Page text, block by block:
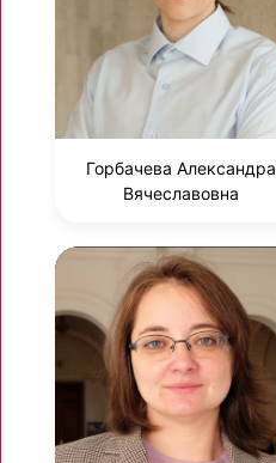
Горбачева Александра
Вячеславовна